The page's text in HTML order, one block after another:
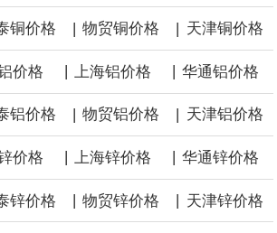
对亚洲的主要原油价格，与此同时，各方正就一项旨在
兹海峡航运压力的协议进行谈判。尽管胡塞武装的威胁
红海向东运输原油的替代路线，但沙特方面仍下调了价
铜价格 | 物贸铜价格 | 天津铜价格
价格 上海铝价格 华通铝价格
铝价格 | 物贸铝价格 | 天津铝价格
价格 上海锌价格 华通锌价格
锌价格 | 物贸锌价格 | 天津锌价格